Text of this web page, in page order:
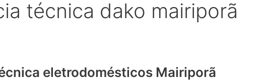
técnica dako mairiporã
eletrodomésticos Mairiporã